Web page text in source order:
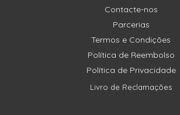
Contacte-nos
Parcerias
Termos e Condições
Política de Reembolso
Política de Privacidade
Livro de Reclamações